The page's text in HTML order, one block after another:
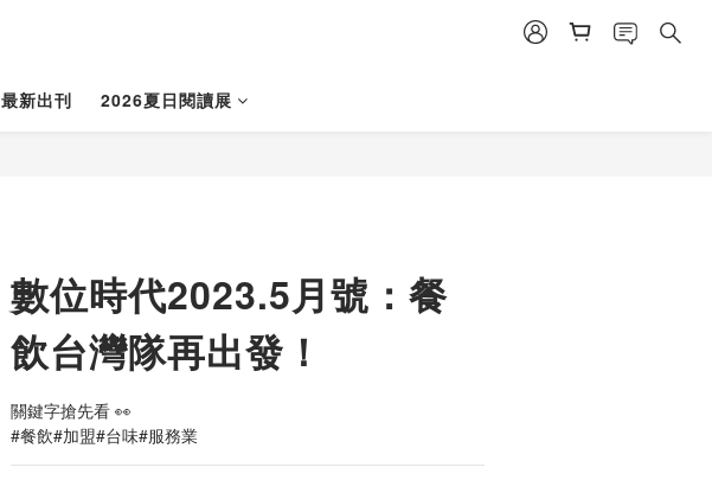
最新出刊 2026夏日閱讀展
數位時代2023.5月號：餐
飲台灣隊再出發！
關鍵字搶先看 👀
#餐飲#加盟#台味#服務業